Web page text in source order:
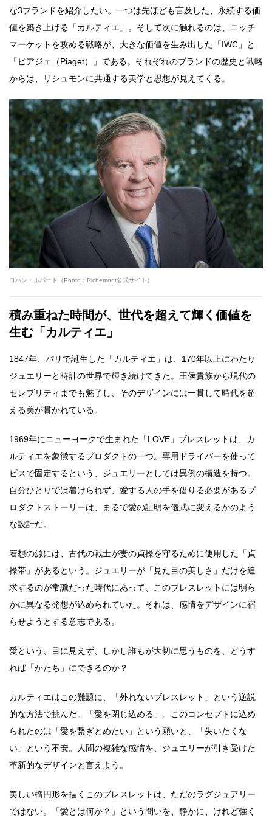
な3ブランドを紹介したい。一つは先ほども言及した、永続する価
値を築き上げる「カルティエ」。そして次に触れるのは、ニッチ
マーケットを攻める戦略が、大きな価値を生み出した「IWC」と
「ピアジェ（Piaget）」である。それぞれのブランドの歴史と戦略
からは、リシュモンに共通する美学と思想が見えてくる。
ヨハン・ルパート（Photo：Richemont公式サイト）
積み重ねた時間が、世代を超えて輝く価値を
生む「カルティエ」
1847年、パリで誕生した「カルティエ」は、170年以上にわたり
ジュエリーと時計の世界で輝き続けてきた。王侯貴族から現代の
セレブリティまでも魅了し、そのデザインには一貫して時代を超
える美が貫かれている。
1969年にニューヨークで生まれた「LOVE」ブレスレットは、カ
ルティエを象徴するプロダクトの一つ。専用ドライバーを使って
ビスで固定するという、ジュエリーとしては異例の構造を持つ。
自分ひとりでは着けられず、愛する人の手を借りる必要があるプ
ロダクトストーリーは、まるで愛の証明を儀式に変えるかのよう
な設計だ。
着想の源には、古代の戦士が妻の貞操を守るために使用した「貞
操帯」があるという。ジュエリーが「見た目の美しさ」だけを追
求するのが常識だった時代にあって、このブレスレットには明ら
かに異なる発想が込められていた。それは、感情をデザインに宿
らせようとする意志である。
愛という、目に見えず、しかし誰もが大切に思うものを、どうす
れば「かたち」にできるのか？
カルティエはこの難題に、「外れないブレスレット」という逆説
的な方法で挑んだ。「愛を閉じ込める」。このコンセプトに込め
られたのは「愛を繋ぎとめたい」という願いと、「失いたくな
い」という不安。人間の複雑な感情を、ジュエリーが引き受けた
革新的なデザインと言えよう。
美しい楕円形を描くこのブレスレットは、ただのラグジュアリー
ではない。「愛とは何か？」という問いを、静かに、けれど強く